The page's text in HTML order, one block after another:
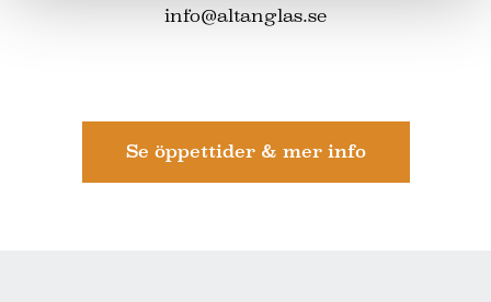
info@altanglas.se
Se öppettider & mer info